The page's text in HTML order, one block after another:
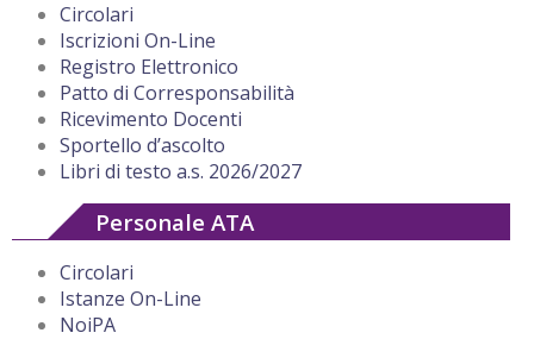
Circolari
Iscrizioni On-Line
Registro Elettronico
Patto di Corresponsabilità
Ricevimento Docenti
Sportello d’ascolto
Libri di testo a.s. 2026/2027
Personale ATA
Circolari
Istanze On-Line
NoiPA